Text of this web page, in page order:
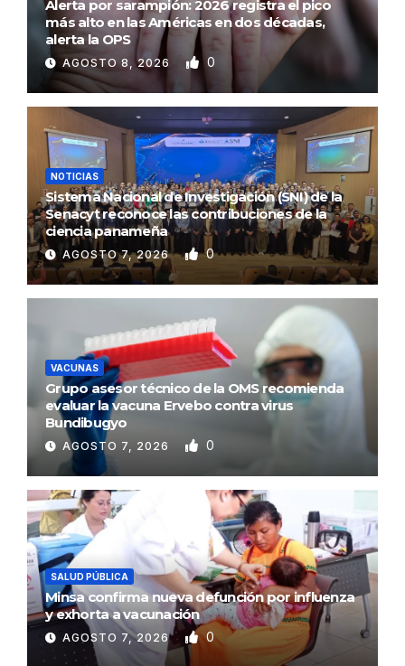
Alerta por sarampión: 2026 registra el pico
más alto en las Américas en dos décadas,
alerta la OPS
AGOSTO 8, 2026 0
NOTICIAS
Sistema Nacional de Investigación (SNI) de la
Senacyt reconoce las contribuciones de la
ciencia panameña
AGOSTO 7, 2026 0
VACUNAS
Grupo asesor técnico de la OMS recomienda
evaluar la vacuna Ervebo contra virus
Bundibugyo
AGOSTO 7, 2026 0
SALUD PÚBLICA
Minsa confirma nueva defunción por influenza
y exhorta a vacunación
AGOSTO 7, 2026 0